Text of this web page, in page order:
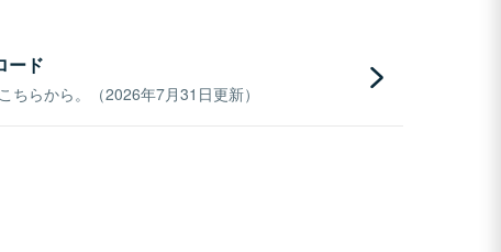
ード
ちらから。（2026年7月31日更新）